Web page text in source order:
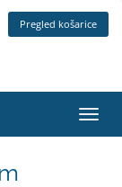
Pregled košarice